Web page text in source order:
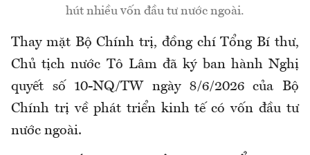
hút nhiều vốn đầu tư nước ngoài.
Thay mặt Bộ Chính trị, đồng chí Tổng Bí thư,
Chủ tịch nước Tô Lâm đã ký ban hành Nghị
quyết số 10-NQ/TW ngày 8/6/2026 của Bộ
Chính trị về phát triển kinh tế có vốn đầu tư
nước ngoài.